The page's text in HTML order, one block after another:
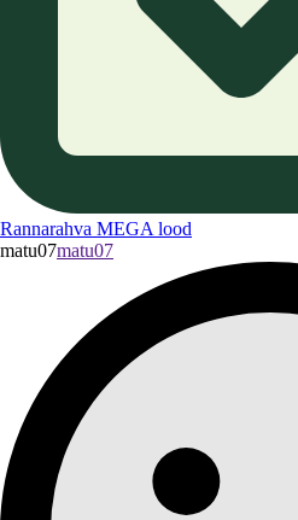
Rannarahva MEGA lood
matu07matu07